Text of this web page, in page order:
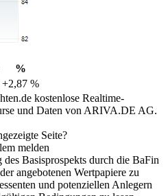
%
+2,87 %
kostenlose Realtime-
und Daten von ARIVA.DE AG.
Seite?
melden
Basisprospekts durch die BaFin
angebotenen Wertpapiere zu
und potenziellen Anlegern